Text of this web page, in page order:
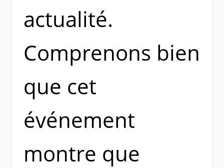
actualité.
Comprenons bien
que cet
événement
montre que